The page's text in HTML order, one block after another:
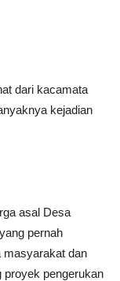
dari kacamata
kejadian
asal Desa
pernah
masyarakat dan
proyek pengerukan